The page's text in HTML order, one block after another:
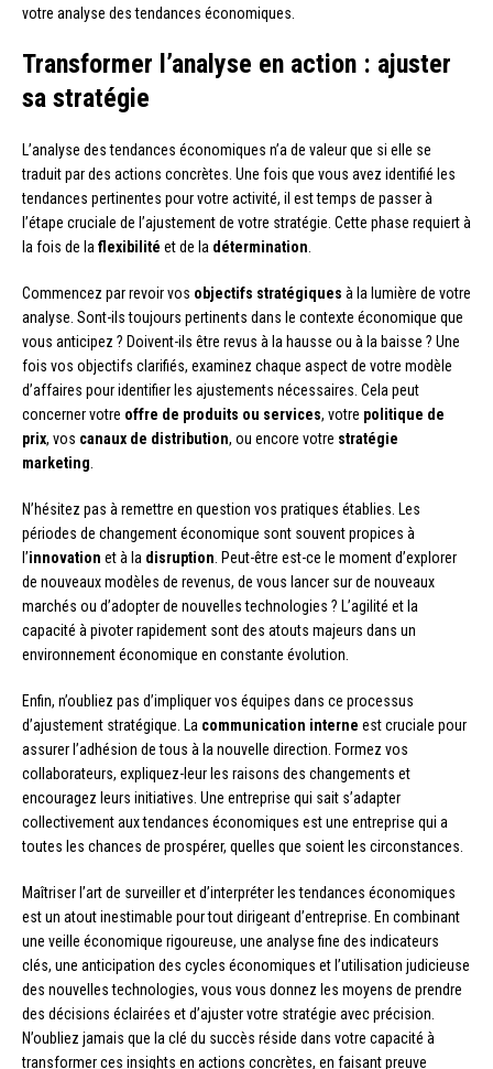
votre analyse des tendances économiques.
Transformer l’analyse en action : ajuster
sa stratégie
L’analyse des tendances économiques n’a de valeur que si elle se
traduit par des actions concrètes. Une fois que vous avez identifié les
tendances pertinentes pour votre activité, il est temps de passer à
l’étape cruciale de l’ajustement de votre stratégie. Cette phase requiert à
la fois de laflexibilité et de la détermination.
Commencez par revoir vos objectifs stratégiques à la lumière de votre
analyse. Sont-ils toujours pertinents dans le contexte économique que
vous anticipez ? Doivent-ils être revus à la hausse ou à la baisse ? Une
fois vos objectifs clarifiés, examinez chaque aspect de votre modèle
d’affaires pour identifier les ajustements nécessaires. Cela peut
concerner votre offre de produits ou services, votre politique de
prix, vos canaux de distribution, ou encore votre stratégie
marketing.
N’hésitez pas à remettre en question vos pratiques établies. Les
périodes de changement économique sont souvent propices à
l’innovation et à la disruption. Peut-être est-ce le moment d’explorer
de nouveaux modèles de revenus, de vous lancer sur de nouveaux
marchés ou d’adopter de nouvelles technologies ? L’agilité et la
capacité à pivoter rapidement sont des atouts majeurs dans un
environnement économique en constante évolution.
Enfin, n’oubliez pas d’impliquer vos équipes dans ce processus
d’ajustement stratégique. La communication interne est cruciale pour
assurer l’adhésion de tous à la nouvelle direction. Formez vos
collaborateurs, expliquez-leur les raisons des changements et
encouragez leurs initiatives. Une entreprise qui sait s’adapter
collectivement aux tendances économiques est une entreprise qui a
toutes les chances de prospérer, quelles que soient les circonstances.
Maîtriser l’art de surveiller et d’interpréter les tendances économiques
est un atout inestimable pour tout dirigeant d’entreprise. En combinant
une veille économique rigoureuse, une analyse fine des indicateurs
clés, une anticipation des cycles économiques et l’utilisation judicieuse
des nouvelles technologies, vous vous donnez les moyens de prendre
des décisions éclairées et d’ajuster votre stratégie avec précision.
N’oubliez jamais que la clé du succès réside dans votre capacité à
transformer ces insights en actions concrètes, en faisant preuve